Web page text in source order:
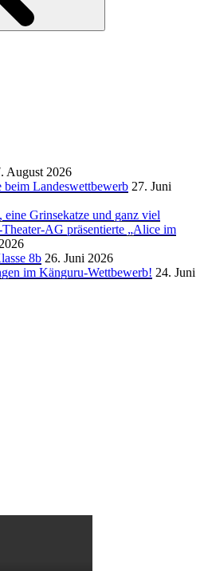
August 2026
Landeswettbewerb 27. Juni
Grinsekatze und ganz viel
AG präsentierte „Alice im
8b 26. Juni 2026
im Känguru-Wettbewerb! 24. Juni